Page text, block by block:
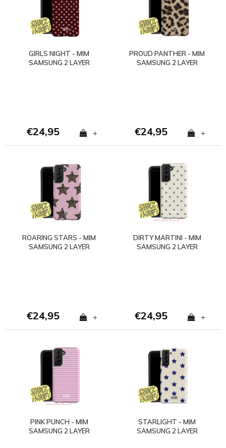
GIRLS NIGHT - MIM
SAMSUNG 2 LAYER
€24,95 +
PROUD PANTHER - MIM
SAMSUNG 2 LAYER
€24,95 +
ROARING STARS - MIM
SAMSUNG 2 LAYER
€24,95 +
DIRTY MARTINI - MIM
SAMSUNG 2 LAYER
€24,95 +
PINK PUNCH - MIM
SAMSUNG 2 LAYER
STARLIGHT - MIM
SAMSUNG 2 LAYER